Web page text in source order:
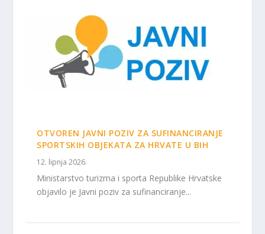
OTVOREN JAVNI POZIV ZA SUFINANCIRANJE
SPORTSKIH OBJEKATA ZA HRVATE U BIH
12. lipnja 2026.
Ministarstvo turizma i sporta Republike Hrvatske
objavilo je Javni poziv za sufinanciranje...